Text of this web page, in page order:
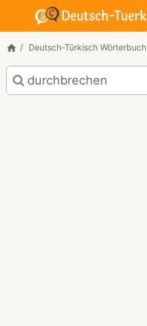
Deutsch-Türkisch Wörterbuch
Deutsch-
Türkisch
Übersetzung